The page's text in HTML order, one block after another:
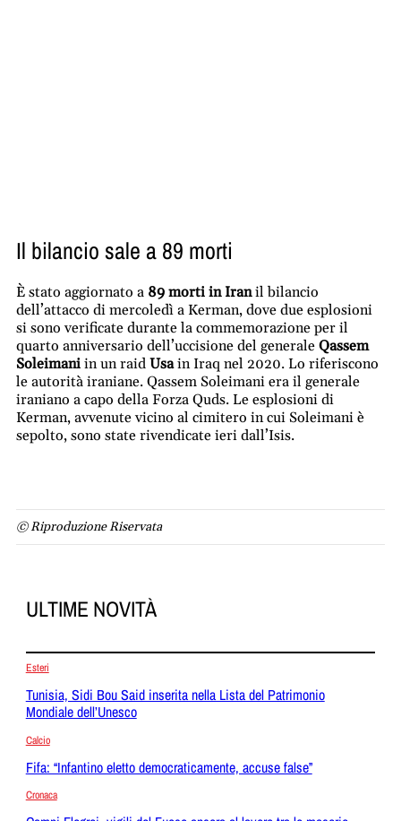
Il bilancio sale a 89 morti
È stato aggiornato a 89 morti in Iranil bilancio
dell’attacco di mercoledì a Kerman, dove due esplosioni
si sono verificate durante la commemorazione per il
quarto anniversario dell’uccisione del generale Qassem
Soleimani in un raid Usain Iraq nel 2020. Lo riferiscono
le autorità iraniane. Qassem Soleimani era il generale
iraniano a capo della Forza Quds. Le esplosioni di
Kerman, avvenute vicino al cimitero in cui Soleimani è
sepolto, sono state rivendicate ieri dall’Isis.
© Riproduzione Riservata
ULTIME NOVITÀ
Esteri
Tunisia, Sidi Bou Said inserita nella Lista del Patrimonio
Mondiale dell’Unesco
Calcio
Fifa: “Infantino eletto democraticamente, accuse false”
Cronaca